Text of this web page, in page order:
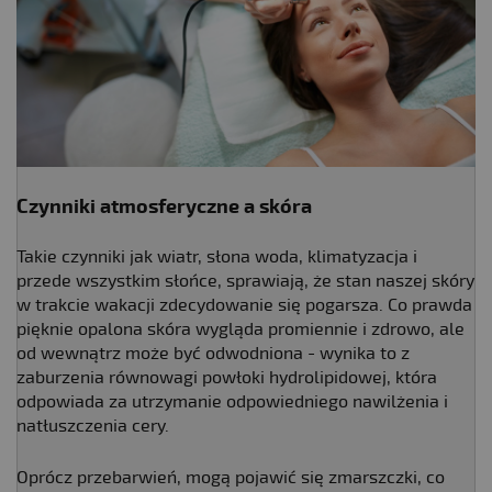
Czynniki atmosferyczne a skóra
Takie czynniki jak wiatr, słona woda, klimatyzacja i
przede wszystkim słońce, sprawiają, że stan naszej skóry
w trakcie wakacji zdecydowanie się pogarsza. Co prawda
pięknie opalona skóra wygląda promiennie i zdrowo, ale
od wewnątrz może być odwodniona - wynika to z
zaburzenia równowagi powłoki hydrolipidowej, która
odpowiada za utrzymanie odpowiedniego nawilżenia i
natłuszczenia cery.
Oprócz przebarwień, mogą pojawić się zmarszczki, co